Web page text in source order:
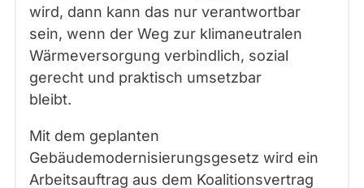
wird, dann kann das nur verantwortbar
sein, wenn der Weg zur klimaneutralen
Wärmeversorgung verbindlich, sozial
gerecht und praktisch umsetzbar
bleibt.
Mit dem geplanten
Gebäudemodernisierungsgesetz wird ein
Arbeitsauftrag aus dem Koalitionsvertrag